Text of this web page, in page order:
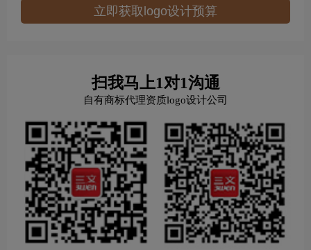
立即获取logo设计预算
扫我马上1对1沟通
自有商标代理资质logo设计公司